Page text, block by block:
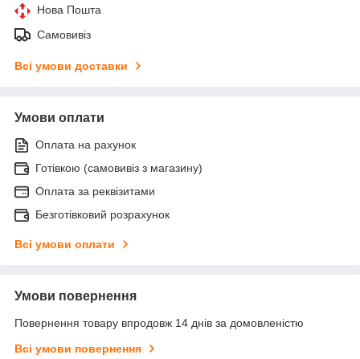
Нова Пошта
Самовивіз
Всі умови доставки
Умови оплати
Оплата на рахунок
Готівкою (самовивіз з магазину)
Оплата за реквізитами
Безготівковий розрахунок
Всі умови оплати
Умови повернення
Повернення товару впродовж 14 днів за домовленістю
Всі умови повернення